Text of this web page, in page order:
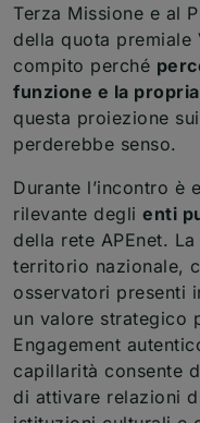
Terza Missione e al
della quota premiale
compito perché
funzione e la
questa proiezione
perderebbe senso.
Durante l’incontro è
rilevante degli enti
della rete APEnet.
territorio nazionale,
osservatori presenti
un valore strategico
Engagement
capillarità consente
di attivare relazioni